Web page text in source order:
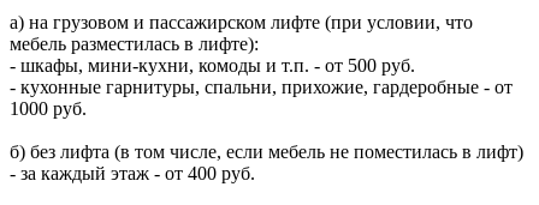
а) на грузовом и пассажирском лифте (при условии, что
мебель разместилась в лифте):
- шкафы, мини-кухни, комоды и т.п. - от 500 руб.
- кухонные гарнитуры, спальни, прихожие, гардеробные - от
1000 руб.
б) без лифта (в том числе, если мебель не поместилась в лифт)
- за каждый этаж - от 400 руб.